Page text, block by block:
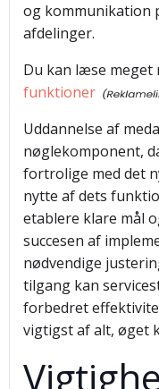
og kommunikation
afdelinger.
Du kan læse meget
funktioner
Uddannelse af
nøglekomponent,
fortrolige med det
nytte af dets
etablere klare mål
succesen af
nødvendige
tilgang kan
forbedret
vigtigst af alt, øget